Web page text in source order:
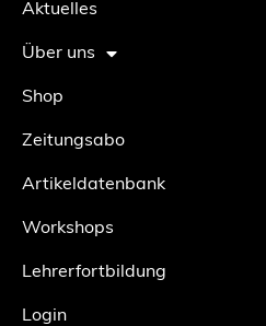
Aktuelles
Über uns
Shop
Zeitungsabo
Artikeldatenbank
Workshops
Lehrerfortbildung
Login